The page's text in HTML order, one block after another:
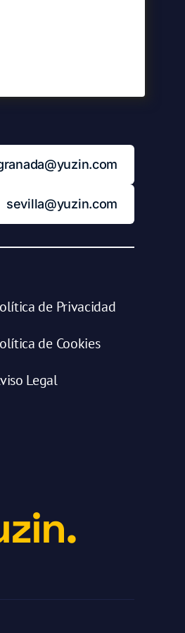
sevilla@yuzin.com
de Privacidad
de Cookies
Legal